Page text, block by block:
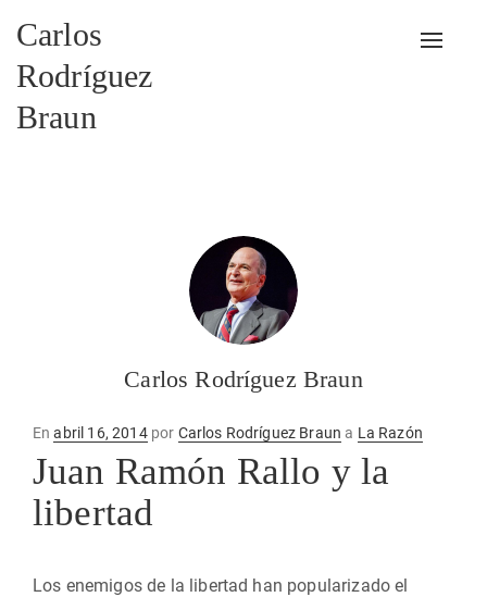
Carlos
Rodríguez
Braun
Carlos Rodríguez Braun
EnPublicado
abril 16, 2014por Carlos Rodríguez Braun a La Razón
Juan Ramón Rallo y la
libertad
Los enemigos de la libertad han popularizado el